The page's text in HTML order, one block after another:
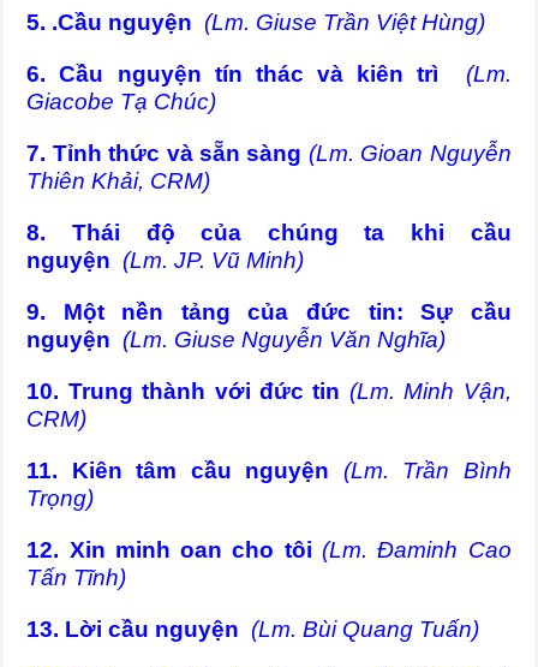
5. .Cầu nguyện(Lm. Giuse Trần Việt Hùng)
6. Cầu nguyện tín thác và kiên trì (Lm.
Giacobe Tạ Chúc)
7. Tỉnh thức và sẵn sàng (Lm. Gioan Nguyễn
Thiên Khải, CRM)
8. Thái độ của chúng ta khi cầu
nguyện (Lm. JP. Vũ Minh)
9. Một nền tảng của đức tin: Sự cầu
nguyện(Lm. Giuse Nguyễn Văn Nghĩa)
10. Trung thành với đức tin (Lm. Minh Vận,
CRM)
11. Kiên tâm cầu nguyện (Lm. Trần Bình
Trọng)
12. Xin minh oan cho tôi(Lm. Đaminh Cao
Tấn Tĩnh)
13. Lời cầu nguyện(Lm. Bùi Quang Tuấn)